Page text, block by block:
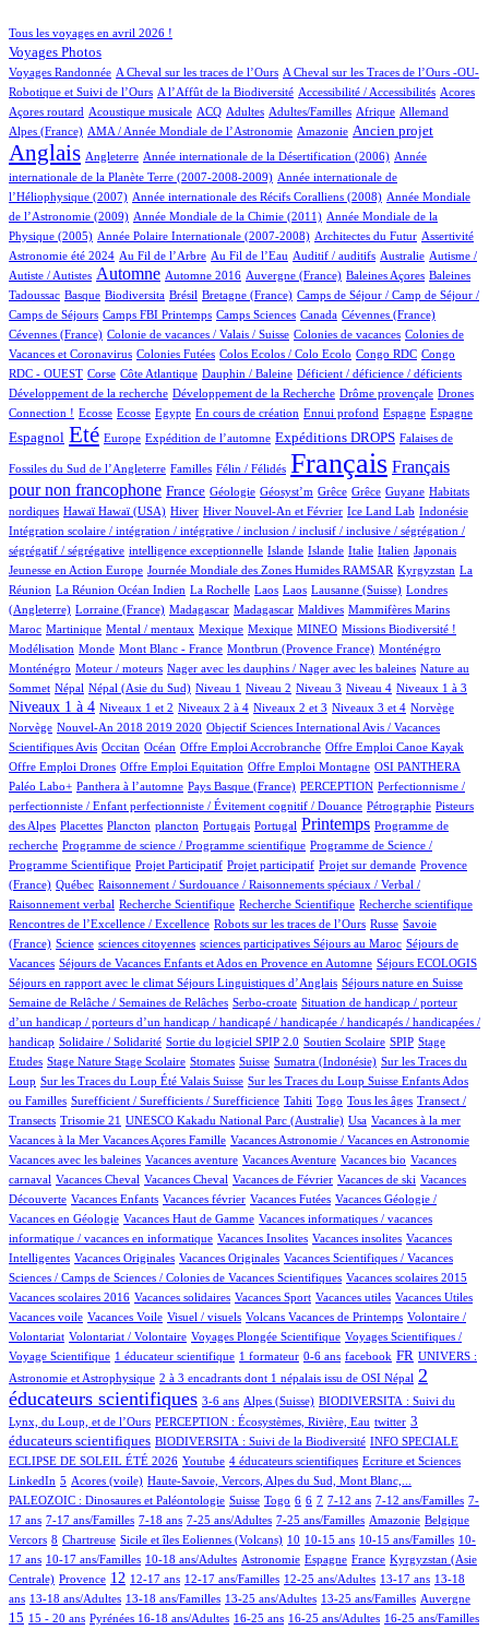
Tous les voyages en avril 2026 !
221/934
Voyages Photos
153/934
Voyages Randonnée
4/934 A Cheval sur les traces de l’Ours
5/934
A Cheval sur les Traces de l’Ours -OU-
Robotique et Suivi de l’Ours
5/934 A l’Affût de la Biodiversité
2/934 Accessibilité / Accessibilités
3/934 Acores
1/934
Açores routard
2/934 Acoustique musicale
100/934 ACQ
27/934 Adultes
12/934 Adultes/Familles
2/934 Afrique
70/934 Allemand
19/934
Alpes (France)
12/934 AMA / Année Mondiale de l’Astronomie
5/934 Amazonie
258/934 Ancien projet
722/934
Anglais
66/934 Angleterre
6/934 Année internationale de la Désertification (2006)
14/934
Année
internationale de la Planète Terre (2007-2008-2009)
4/934
Année internationale de
l’Héliophysique (2007)
1/934 Année internationale des Récifs Coralliens (2008)
12/934
Année Mondiale
de l’Astronomie (2009)
2/934 Année Mondiale de la Chimie (2011)
15/934
Année Mondiale de la
Physique (2005)
6/934 Année Polaire Internationale (2007-2008)
3/934 Architectes du Futur
2/934 Assertivité
77/934
Astronomie été 2024
24/934 Au Fil de l’Arbre
18/934 Au Fil de l’Eau
2/934 Auditif / auditifs
1/934 Australie
2/934
Autisme /
Autiste / Autistes
433/934 Automne
4/934 Automne 2016
4/934 Auvergne (France)
1/934 Baleines Açores
2/934
Baleines
Tadoussac
1/934 Basque
80/934 Biodiversita
1/934 Brésil
13/934 Bretagne (France)
110/934
Camps de Séjour / Camp de Séjour /
Camps de Séjours
5/934 Camps FBI Printemps
13/934 Camps Sciences
4/934 Canada
2/934 Cévennes (France)
1/934
Cévennes (France)
1/934 Colonie de vacances / Valais / Suisse
4/934 Colonies de vacances
3/934
Colonies de
Vacances et Coronavirus
1/934 Colonies Futées
1/934 Colos Ecolos / Colo Ecolo
1/934 Congo RDC
2/934
Congo
RDC - OUEST
1/934 Corse
17/934 Côte Atlantique
1/934 Dauphin / Baleine
2/934 Déficient / déficience / déficients
1/934
Développement de la recherche
1/934 Développement de la Recherche
2/934 Drôme provençale
15/934
Drones
Connection !
1/934 Ecosse
1/934 Ecosse
1/934 Egypte
14/934 En cours de création
2/934 Ennui profond
19/934 Espagne
13/934 Espagne
253/934
Espagnol
712/934 Eté
10/934 Europe
178/934 Expédition de l’automne
266/934 Expéditions DROPS
4/934 Falaises de
Fossiles du Sud de l’Angleterre Familles Félin / Félidés Français Français
pour non francophone
293/934 France
37/934 Géologie
1/934 Géosyst’m
1/934 Grêce
1/934 Grêce
1/934 Guyane
3/934
Habitats
nordiques
2/934 Hawaï
2/934 Hawaï (USA)
155/934 Hiver
23/934 Hiver Nouvel-An et Février
9/934 Ice Land Lab
2/934 Indonésie
2/934
Intégration scolaire / intégration / intégrative / inclusion / inclusif / inclusive / ségrégation /
ségrégatif / ségrégative
2/934 intelligence exceptionnelle
10/934 Islande
9/934 Islande
10/934 Italie
77/934 Italien
5/934 Japonais
2/934
Jeunesse en Action Europe
5/934 Journée Mondiale des Zones Humides RAMSAR
101/934 Kyrgyzstan
5/934
La
Réunion
3/934 La Réunion Océan Indien
1/934 La Rochelle
1/934 Laos
1/934 Laos
2/934 Lausanne (Suisse)
62/934
Londres
(Angleterre)
1/934 Lorraine (France)
5/934 Madagascar
5/934 Madagascar
2/934 Maldives
2/934 Mammifères Marins
9/934
Maroc
8/934Martinique
2/934 Mental / mentaux
1/934 Mexique
1/934 Mexique
30/934 MINEO
40/934 Missions Biodiversité !
2/934
Modélisation
4/934 Monde
1/934 Mont Blanc - France
9/934 Montbrun (Provence France)
11/934 Monténégro
11/934
Monténégro
2/934 Moteur / moteurs
1/934 Nager avec les dauphins / Nager avec les baleines
3/934
Nature au
Sommet
15/934Népal
15/934 Népal (Asie du Sud)
12/934 Niveau 1
12/934 Niveau 2
12/934 Niveau 3
113/934 Niveau 4
132/934 Niveaux 1 à 3
398/934
Niveaux 1 à 4
14/934 Niveaux 1 et 2
47/934 Niveaux 2 à 4
15/934 Niveaux 2 et 3
161/934 Niveaux 3 et 4
2/934 Norvège
2/934
Norvège
14/934 Nouvel-An 2018 2019 2020
1/934
Objectif Sciences International Avis / Vacances
Scientifiques Avis
8/934 Occitan
185/934 Océan
1/934 Offre Emploi Accrobranche
1/934 Offre Emploi Canoe Kayak
1/934
Offre Emploi Drones
2/934 Offre Emploi Equitation
1/934 Offre Emploi Montagne
109/934 OSI PANTHERA
95/934
Paléo Labo+
108/934 Panthera à l’automne
5/934 Pays Basque (France)
51/934 PERCEPTION
2/934
Perfectionnisme /
perfectionniste / Enfant perfectionniste / Évitement cognitif / Douance
10/934 Pétrographie
5/934
Pisteurs
des Alpes
3/934 Placettes
1/934 Plancton
1/934 plancton
14/934 Portugais
1/934 Portugal
437/934 Printemps
1/934
Programme de
recherche
1/934 Programme de science / Programme scientifique
2/934
Programme de Science /
Programme Scientifique
1/934 Projet Participatif
1/934 Projet participatif
14/934 Projet sur demande
79/934
Provence
(France)
5/934 Québec
2/934
Raisonnement / Surdouance / Raisonnements spéciaux / Verbal /
Raisonnement verbal
1/934 Recherche Scientifique
3/934 Recherche Scientifique
1/934 Recherche scientifique
2/934
Rencontres de l’Excellence / Excellence
5/934 Robots sur les traces de l’Ours
101/934 Russe
4/934
Savoie
(France)
11/934 Science
1/934 sciences citoyennes
1/934 sciences participatives
1/934 Séjours au Maroc
100/934
Séjours de
Vacances
70/934 Séjours de Vacances Enfants et Ados en Provence en Automne
4/934 Séjours ECOLOGIS
14/934
Séjours en rapport avec le climat
70/934 Séjours Linguistiques d’Anglais
11/934 Séjours nature en Suisse
100/934
Semaine de Relâche / Semaines de Relâches
11/934 Serbo-croate
2/934
Situation de handicap / porteur
d’un handicap / porteurs d’un handicap / handicapé / handicapée / handicapés / handicapées /
handicap
2/934 Solidaire / Solidarité
3/934 Sortie du logiciel SPIP 2.0
58/934 Soutien Scolaire
3/934 SPIP
1/934
Stage
Etudes
1/934Stage Nature
11/934 Stage Scolaire
1/934 Stomates
179/934 Suisse
5/934 Sumatra (Indonésie)
2/934
Sur les Traces du
Loup
10/934Sur les Traces du Loup Été Valais Suisse
8/934
Sur les Traces du Loup Suisse Enfants Ados
ou Familles
2/934 Surefficient / Surefficients / Surefficience
49/934 Tahiti
7/934 Togo
11/934 Tous les âges
100/934
Transect /
Transects
2/934 Trisomie 21
1/934 UNESCO Kakadu National Parc (Australie)
10/934 Usa
1/934 Vacances à la mer
1/934
Vacances à la Mer
1/934 Vacances Açores Famille
77/934 Vacances Astronomie / Vacances en Astronomie
1/934
Vacances avec les baleines
1/934 Vacances aventure
11/934 Vacances Aventure
1/934 Vacances bio
1/934
Vacances
carnaval
106/934Vacances Cheval
1/934 Vacances Cheval
18/934 Vacances de Février
1/934 Vacances de ski
1/934
Vacances
Découverte
76/934 Vacances Enfants
1/934 Vacances février
2/934 Vacances Futées
19/934
Vacances Géologie /
Vacances en Géologie
1/934 Vacances Haut de Gamme
1/934
Vacances informatiques / vacances
informatique / vacances en informatique
1/934 Vacances Insolites
1/934 Vacances insolites
1/934
Vacances
Intelligentes
2/934 Vacances Originales
1/934 Vacances Originales
12/934
Vacances Scientifiques / Vacances
Sciences / Camps de Sciences / Colonies de Vacances Scientifiques
1/934 Vacances scolaires 2015
2/934
Vacances scolaires 2016
1/934 Vacances solidaires
1/934 Vacances Sport
1/934 Vacances utiles
1/934 Vacances Utiles
1/934
Vacances voile
1/934 Vacances Voile
2/934 Visuel / visuels
12/934 Volcans Vacances de Printemps
1/934
Volontaire /
Volontariat
1/934 Volontariat / Volontaire
75/934 Voyages Plongée Scientifique
11/934
Voyages Scientifiques /
Voyage Scientifique
130/934 1 éducateur scientifique
6/934 1 formateur
2/934 0-6 ans
10/934 facebook
292/934 FR
83/934
UNIVERS :
Astronomie et Astrophysique
8/934 2 à 3 encadrants dont 1 népalais issu de OSI Népal
513/934
2
éducateurs scientifiques
11/934 3-6 ans
150/934 Alpes (Suisse)
37/934
BIODIVERSITA : Suivi du
Lynx, du Loup, et de l’Ours
19/934 PERCEPTION : Écosystèmes, Rivière, Eau
2/934 twitter
289/934
3
éducateurs scientifiques
56/934 BIODIVERSITA : Suivi de la Biodiversité
32/934
INFO SPECIALE
ECLIPSE DE SOLEIL ÉTÉ 2026
2/934 Youtube
34/934 4 éducateurs scientifiques
2/934 Ecriture et Sciences
2/934
LinkedIn
18/934 5
4/934 Acores (voile)
10/934 Haute-Savoie, Vercors, Alpes du Sud, Mont Blanc,...
95/934
PALEOZOIC : Dinosaures et Paléontologie
2/934 Suisse
4/934 Togo
1/934 6
68/934 6
102/934 7
14/934 7-12 ans
98/934 7-12 ans/Familles
5/934
7-
17 ans
24/9347-17 ans/Familles
86/934 7-18 ans
5/934 7-25 ans/Adultes
8/934 7-25 ans/Familles
4/934 Amazonie
1/934 Belgique
1/934
Vercors
81/934
8
1/934 Chartreuse
12/934 Sicile et îles Eoliennes (Volcans)
71/934 10
3/934 10-15 ans
4/934 10-15 ans/Familles
15/934
10-
17 ans
9/93410-17 ans/Familles
5/934 10-18 ans/Adultes
35/934 Astronomie
32/934 Espagne
7/934 France
109/934
Kyrgyzstan (Asie
Centrale)
197/934Provence
337/934 12
16/934 12-17 ans
2/934 12-17 ans/Familles
1/934 12-25 ans/Adultes
87/934 13-17 ans
10/934
13-18
ans
75/93413-18 ans/Adultes
7/934 13-18 ans/Familles
1/934 13-25 ans/Adultes
10/934 13-25 ans/Familles
2/934 Auvergne
224/934
15
26/934
15 - 20 ans
36/934 Pyrénées
118/934 16-18 ans/Adultes
4/934 16-25 ans
3/934 16-25 ans/Adultes
1/934 16-25 ans/Familles
10/934